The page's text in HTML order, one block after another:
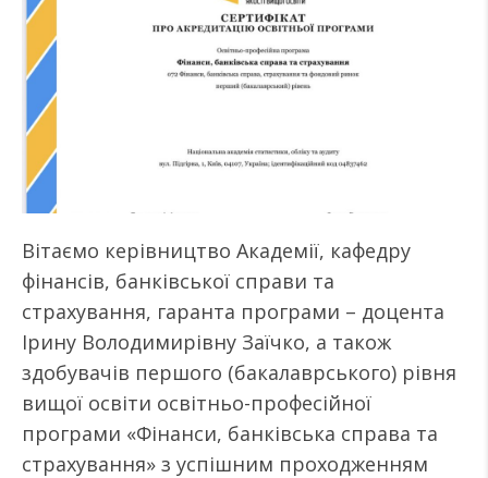
Вітаємо керівництво Академії, кафедру
фінансів, банківської справи та
страхування, гаранта програми – доцента
Ірину Володимирівну Заїчко, а також
здобувачів першого (бакалаврського) рівня
вищої освіти освітньо-професійної
програми «Фінанси, банківська справа та
страхування» з успішним проходженням